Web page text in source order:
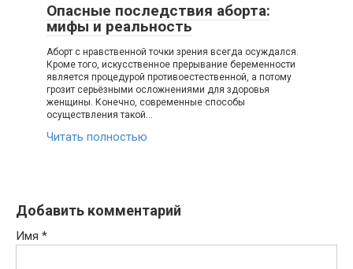
Опасные последствия аборта:
мифы и реальность
Аборт с нравственной точки зрения всегда осуждался.
Кроме того, искусственное прерывание беременности
является процедурой противоестественной, а потому
грозит серьёзными осложнениями для здоровья
женщины. Конечно, современные способы
осуществления такой…
Читать полностью
Добавить комментарий
Имя *